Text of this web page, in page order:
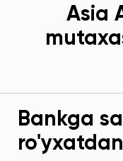
Asia
Bankga